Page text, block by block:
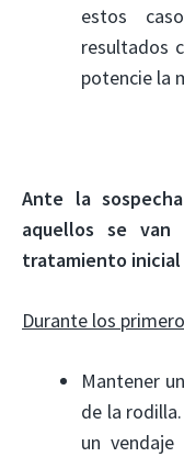
estos
resultados
potencie la
Ante la
aquellos se
tratamiento inicial
Durante los
Mantener
de la
un vendaje